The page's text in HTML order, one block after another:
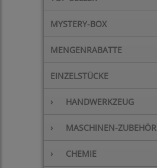
MYSTERY-BOX
MENGENRABATTE
EINZELSTÜCKE
› HANDWERKZEUG
› MASCHINEN-ZUBEHÖR
› CHEMIE